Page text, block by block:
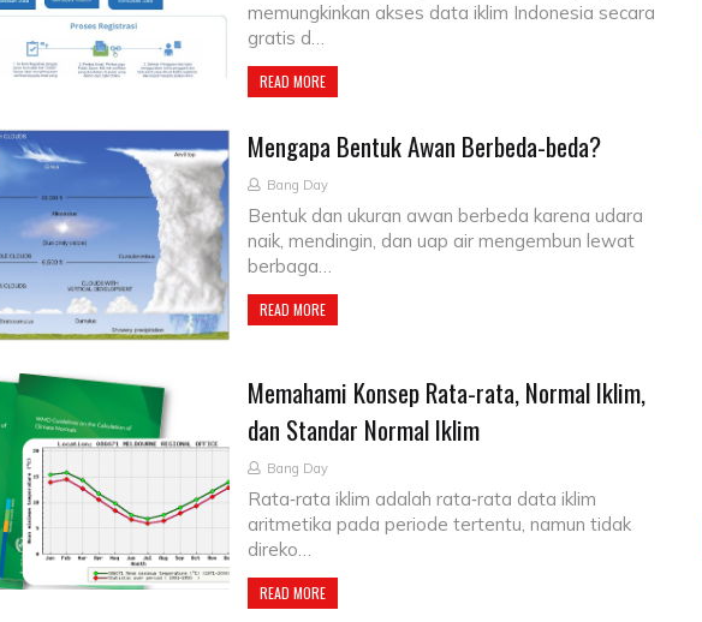
memungkinkan akses data iklim Indonesia secara
gratis d…
READ MORE
Mengapa Bentuk Awan Berbeda-beda?
Bang Day
Bentuk dan ukuran awan berbeda karena udara
naik, mendingin, dan uap air mengembun lewat
berbaga…
READ MORE
Memahami Konsep Rata-rata, Normal Iklim,
dan Standar Normal Iklim
Bang Day
Rata‑rata iklim adalah rata‑rata data iklim
aritmetika pada periode tertentu, namun tidak
direko…
READ MORE